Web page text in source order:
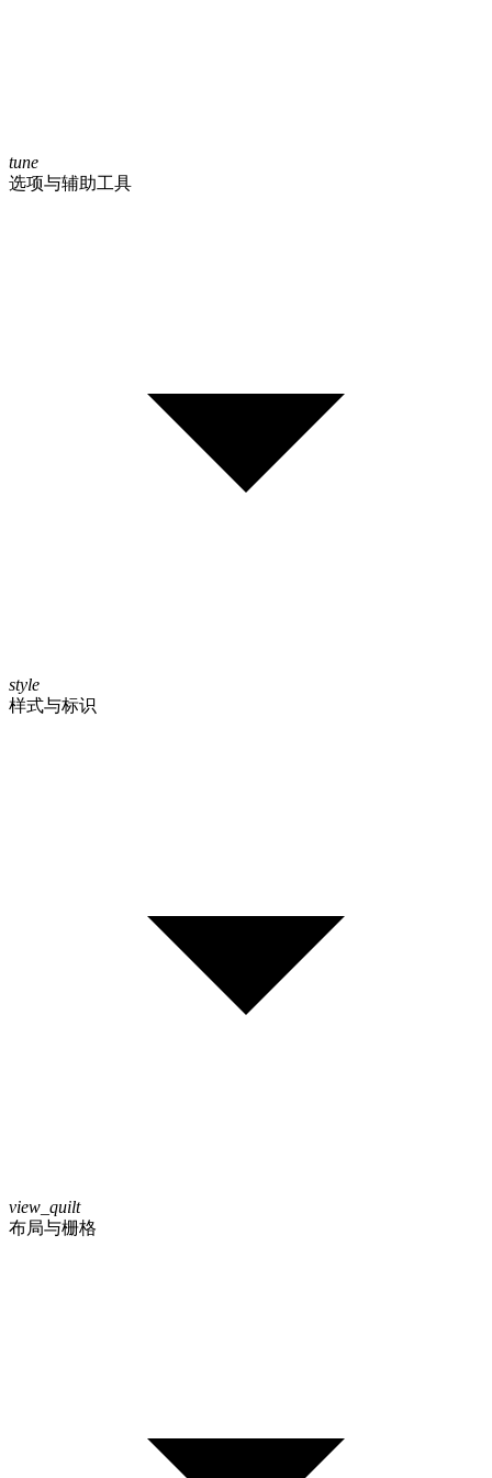
tune
选项与辅助工具
style
样式与标识
view_quilt
布局与栅格